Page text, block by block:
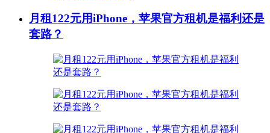
月租122元用iPhone，苹果官方租机是福利还是
套路？